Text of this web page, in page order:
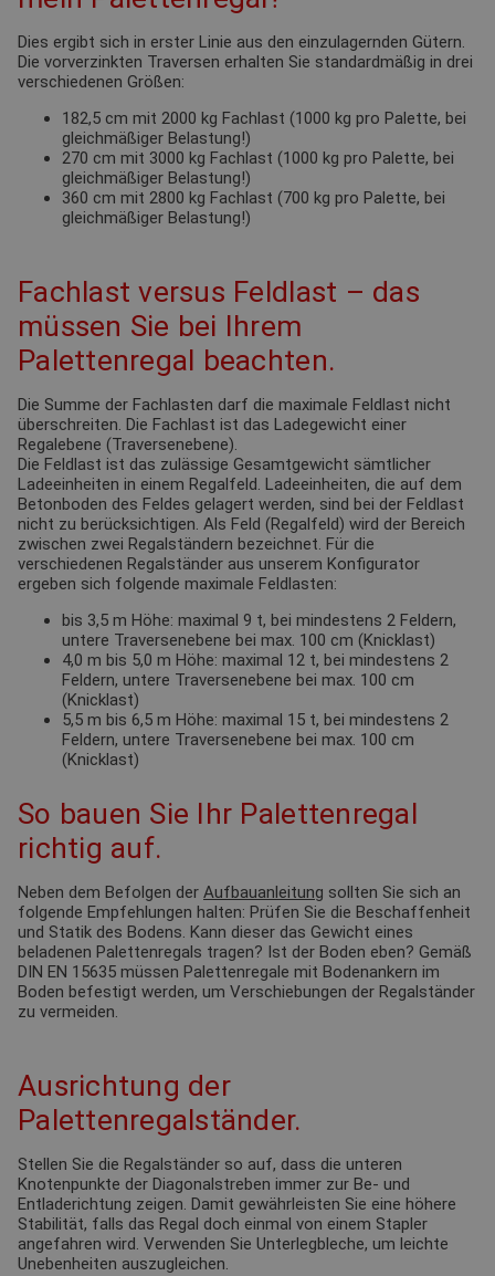
Dies ergibt sich in erster Linie aus den einzulagernden Gütern.
Die vorverzinkten Traversen erhalten Sie standardmäßig in drei
verschiedenen Größen:
182,5 cm mit 2000 kg Fachlast (1000 kg pro Palette, bei
gleichmäßiger Belastung!)
270 cm mit 3000 kg Fachlast (1000 kg pro Palette, bei
gleichmäßiger Belastung!)
360 cm mit 2800 kg Fachlast (700 kg pro Palette, bei
gleichmäßiger Belastung!)
Fachlast versus Feldlast – das
müssen Sie bei Ihrem
Palettenregal beachten.
Die Summe der Fachlasten darf die maximale Feldlast nicht
überschreiten. Die Fachlast ist das Ladegewicht einer
Regalebene (Traversenebene).
Die Feldlast ist das zulässige Gesamtgewicht sämtlicher
Ladeeinheiten in einem Regalfeld. Ladeeinheiten, die auf dem
Betonboden des Feldes gelagert werden, sind bei der Feldlast
nicht zu berücksichtigen. Als Feld (Regalfeld) wird der Bereich
zwischen zwei Regalständern bezeichnet. Für die
verschiedenen Regalständer aus unserem Konfigurator
ergeben sich folgende maximale Feldlasten:
bis 3,5 m Höhe: maximal 9 t, bei mindestens 2 Feldern,
untere Traversenebene bei max. 100 cm (Knicklast)
4,0 m bis 5,0 m Höhe: maximal 12 t, bei mindestens 2
Feldern, untere Traversenebene bei max. 100 cm
(Knicklast)
5,5 m bis 6,5 m Höhe: maximal 15 t, bei mindestens 2
Feldern, untere Traversenebene bei max. 100 cm
(Knicklast)
So bauen Sie Ihr Palettenregal
richtig auf.
Neben dem Befolgen der Aufbauanleitung sollten Sie sich an
folgende Empfehlungen halten: Prüfen Sie die Beschaffenheit
und Statik des Bodens. Kann dieser das Gewicht eines
beladenen Palettenregals tragen? Ist der Boden eben? Gemäß
DIN EN 15635 müssen Palettenregale mit Bodenankern im
Boden befestigt werden, um Verschiebungen der Regalständer
zu vermeiden.
Ausrichtung der
Palettenregalständer.
Stellen Sie die Regalständer so auf, dass die unteren
Knotenpunkte der Diagonalstreben immer zur Be- und
Entladerichtung zeigen. Damit gewährleisten Sie eine höhere
Stabilität, falls das Regal doch einmal von einem Stapler
angefahren wird. Verwenden Sie Unterlegbleche, um leichte
Unebenheiten auszugleichen.